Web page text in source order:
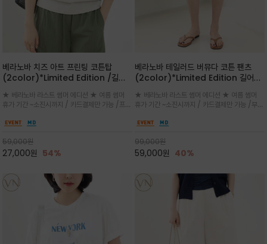
베라노바 치즈 아트 프린팅 코튼탑
(2color)*Limited Edition /길어
세요 ^^
★ 베라노바 라스트 썸머 에디션 ★ 여름 썸머
휴가 기간 ~소진시까지 / 카드결제만 가능 /프론
러스트 프린트가 더해져 과하지 않으면서도 세련
59,000원
27,000원 54%
베라노바 테일러드 버뮤다 코튼 팬츠
(2color)*Limited Edition 길어진
^^
★ 베라노바 라스트 썸머 에디션 ★ 여름 썸머
휴가 기간 ~소진시까지 / 카드결제만 가능 /부드
은은한 매트 컬러가 고급스러운 분위기
99,000원
59,000원 40%